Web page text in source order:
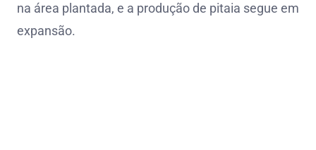
na área plantada, e a produção de pitaia segue em
expansão.